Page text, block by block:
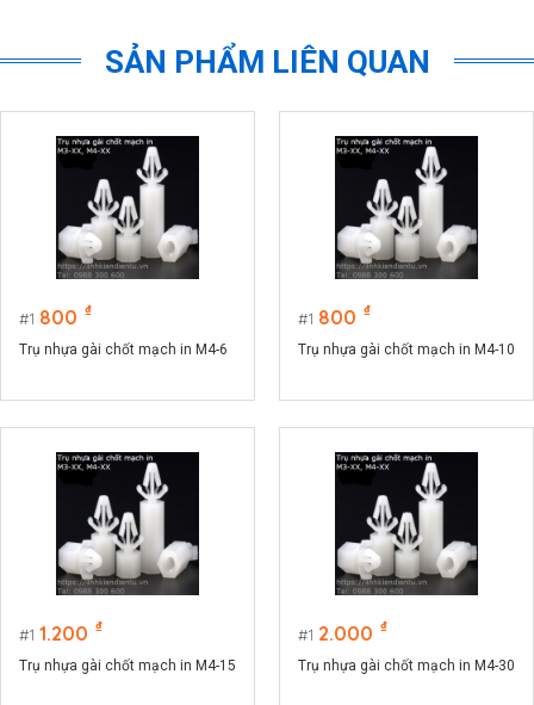
SẢN PHẨM LIÊN QUAN
1 800 ₫
Trụ nhựa gài chốt mạch in M4-6
1 800 ₫
Trụ nhựa gài chốt mạch in M4-10
1 1.200 ₫
Trụ nhựa gài chốt mạch in M4-15
1 2.000 ₫
Trụ nhựa gài chốt mạch in M4-30